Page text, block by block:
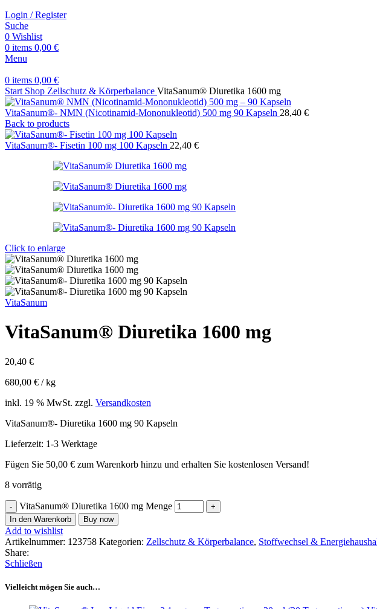
Login / Register
Suche
0 Wishlist
0 items 0,00 €
Menu
0 items 0,00 €
Start Shop Zellschutz & Körperbalance VitaSanum® Diuretika 1600 mg
VitaSanum®- NMN (Nicotinamid-Mononukleotid) 500 mg 90 Kapseln 28,40 €
Back to products
VitaSanum®- Fisetin 100 mg 100 Kapseln 22,40 €
Click to enlarge
VitaSanum
VitaSanum® Diuretika 1600 mg
20,40 €
680,00 € /kg
inkl. 19 % MwSt. zzgl. Versandkosten
VitaSanum®- Diuretika 1600 mg 90 Kapseln
Lieferzeit: 1-3 Werktage
Fügen Sie 50,00 € zum Warenkorb hinzu und erhalten Sie kostenlosen Versand!
8 vorrätig
VitaSanum® Diuretika 1600 mg Menge
In den Warenkorb Buy now
Add to wishlist
Artikelnummer: 123758 Kategorien: Zellschutz & Körperbalance, Stoffwechsel &
Share:
Schließen
Vielleicht mögen Sie auch…